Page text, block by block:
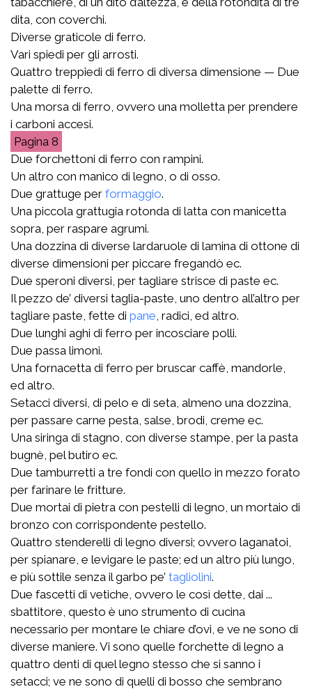
dita, con coverchi.
Diverse graticole di ferro.
Vari spiedi per gli arrosti.
Quattro treppiedi di ferro di diversa dimensione — Due
palette di ferro.
Una morsa di ferro, ovvero una molletta per prendere
i carboni accesi.
8
Due forchettoni di ferro con rampini.
Un altro con manico di legno, o di osso.
Due grattuge per formaggio.
Una piccola grattugia rotonda di latta con manicetta
sopra, per raspare agrumi.
Una dozzina di diverse lardaruole di lamina di ottone di
diverse dimensioni per piccare fregandò ec.
Due speroni diversi, per tagliare strisce di paste ec.
Il pezzo de’ diversi taglia-paste, uno dentro all’altro per
tagliare paste, fette di pane , radici, ed altro.
Due lunghi aghi di ferro per incosciare polli.
Due passa limoni.
Una fornacetta di ferro per bruscar caffè, mandorle,
ed altro.
Setacci diversi, di pelo e di seta, almeno una dozzina,
per passare carne pesta, salse, brodi, creme ec.
Una siringa di stagno, con diverse stampe, per la pasta
bugnè, pel butiro ec.
Due tamburretti a tre fondi con quello in mezzo forato
per farinare le fritture.
Due mortai di pietra con pestelli di legno, un mortaio di
bronzo con corrispondente pestello.
Quattro stenderelli di legno diversi; ovvero laganatoi,
per spianare, e levigare le paste; ed un altro più lungo,
e più sottile senza il garbo pe’ tagliolini.
Due fascetti di vetiche, ovvero le così dette, dai ...
sbattitore, questo è uno strumento di cucina
necessario per montare le chiare d’ovi, e ve ne sono di
diverse maniere. Vi sono quelle forchette di legno a
quattro denti di quel legno stesso che si sanno i
setacci; ve ne sono di quelli di bosso che sembrano